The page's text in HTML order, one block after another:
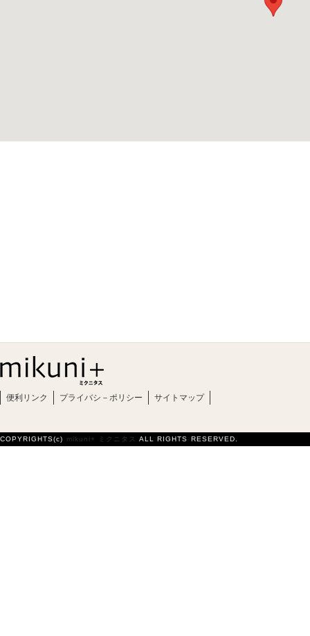
便利リンク プライバシ－ポリシー サイトマップ
COPYRIGHTS(c) mikuni+ ミクニタス ALL RIGHTS RESERVED.